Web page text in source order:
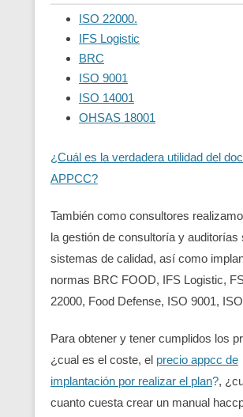
ISO 22000.
IFS Logistic
BRC
ISO 9001
ISO 14001
OHSAS 18001
¿Cuál es la verdadera utilidad del
APPCC?
También como consultores
la gestión de consultoría y auditorías
sistemas de calidad, así como
normas BRC FOOD, IFS Logistic,
22000, Food Defense, ISO 9001,
Para obtener y tener cumplidos los
¿cual es el coste, el precio appcc de
implantación por realizar el plan?,
cuanto cuesta crear un manual